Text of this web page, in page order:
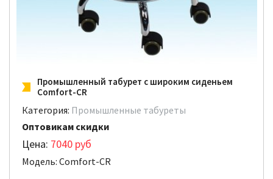
Промышленный табурет с широким сиденьем
Comfort-CR
Категория: Промышленные табуреты
Оптовикам скидки
Цена: 7040 руб
Модель: Comfort-CR